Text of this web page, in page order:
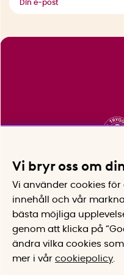
Vi bryr oss om
Vi använder cookies
innehåll och vår
bästa möjliga
genom att klicka på
ändra vilka cookies
mer i vår cookiepolicy